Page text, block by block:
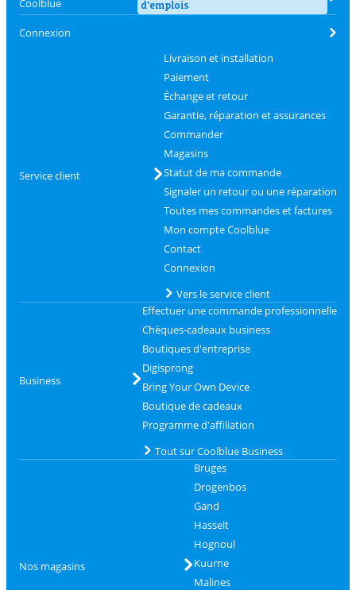
Coolblue d'emplois
Connexion
Service client
Livraison et installation
Paiement
Échange et retour
Garantie, réparation et assurances
Commander
Magasins
Statut de ma commande
Signaler un retour ou une réparation
Toutes mes commandes et factures
Mon compte Coolblue
Contact
Connexion
Vers le service client
Business
Effectuer une commande professionnelle
Chèques-cadeaux business
Boutiques d'entreprise
Digisprong
Bring Your Own Device
Boutique de cadeaux
Programme d'affiliation
Tout sur Coolblue Business
Nos magasins
Bruges
Drogenbos
Gand
Hasselt
Hognoul
Kuurne
Malines